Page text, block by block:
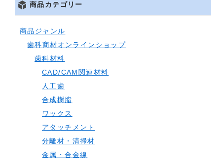
商品カテゴリー
商品ジャンル
歯科商材オンラインショップ
歯科材料
CAD/CAM関連材料
人工歯
合成樹脂
ワックス
アタッチメント
分離材・清掃材
金属・合金線